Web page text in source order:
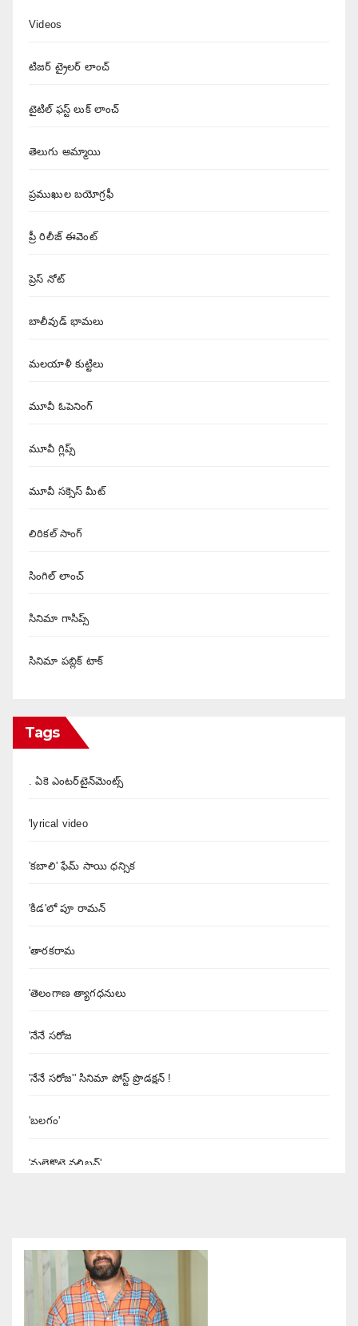
Videos
టిజర్ ట్రైలర్ లాంచ్
టైటిల్ ఫస్ట్ లుక్ లాంచ్
తెలుగు అమ్మాయి
ప్రముఖుల బయోగ్రఫీ
ప్రీ రిలీజ్ ఈవెంట్
ప్రెస్ నోట్
బాలీవుడ్ భామలు
మలయాళీ కుట్టిలు
మూవీ ఓపెనింగ్
మూవీ గ్లిప్స్
మూవీ సక్సెస్ మీట్
లిరికల్ సాంగ్
సింగిల్ లాంచ్
సినిమా గాసిప్స్
సినిమా పబ్లిక్ టాక్
Tags
. ఏకె ఎంటర్‌టైన్‌మెంట్స్
'lyrical video
'కబాలి' ఫేమ్ సాయి ధన్సిక
'కిడ'లో పూ రామన్
'తారకరామ
'తెలంగాణ త్యాగధనులు
'నేనే సరోజ
'నేనే సరోజ'' సినిమా పోస్ట్ ప్రొడక్షన్ !
'బలగం'
'మలైకొట్టై వలిబన్'
'రుద్రంగి' సినిమా రివ్యూ
'రౌడీ అల్లుడు